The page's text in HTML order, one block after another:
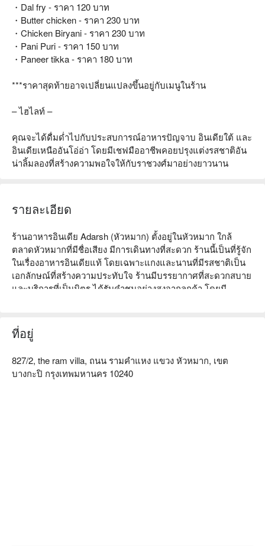
・Dal fry - ราคา 120 บาท
・Butter chicken - ราคา 230 บาท
・Chicken Biryani - ราคา 230 บาท
・Pani Puri - ราคา 150 บาท
・Paneer tikka - ราคา 180 บาท
***ราคาสุดท้ายอาจเปลี่ยนแปลงขึ้นอยู่กับเมนูในร้าน
– ไฮไลท์ –
คุณจะได้ดื่มด่ำไปกับประสบการณ์อาหารปัญจาบ อินเดียใต้ และ
อินเดียเหนืออันโอ่อ่า โดยมีเชฟมืออาชีพคอยปรุงแต่งรสชาติอัน
น่าลิ้มลองที่สร้างความพอใจให้กับราชวงศ์มาอย่างยาวนาน
รายละเอียด
ร้านอาหารอินเดีย Adarsh (หัวหมาก) ตั้งอยู่ในหัวหมาก ใกล้
ตลาดหัวหมากที่มีชื่อเสียง มีการเดินทางที่สะดวก ร้านนี้เป็นที่รู้จัก
ในเรื่องอาหารอินเดียแท้ โดยเฉพาะแกงและนานที่มีรสชาติเป็น
เอกลักษณ์ที่สร้างความประทับใจ ร้านมีบรรยากาศที่สะดวกสบาย
และบริการที่เป็นมิตร ได้รับคำชมอย่างสูงจากลูกค้า โดยมี
คุณจะเป็นแฟนของอาหารอินเดียหรือกำลังมองหาลิ้มลองรสชาติ
ใหม่ ๆ ร้านอาหารอินเดีย Adarsh สามารถตอบสนองความ
ที่อยู่
827/2, the ram villa, ถนน รามคำแหง แขวง หัวหมาก, เขต
บางกะปิ กรุงเทพมหานคร 10240